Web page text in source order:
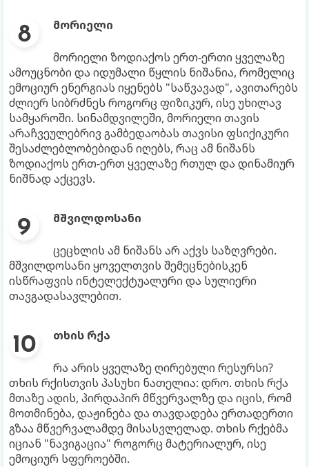
მორიელი
მორიელი ზოდიაქოს ერთ-ერთი ყველაზე
ამოუცნობი და იდუმალი წყლის ნიშანია, რომელიც
ემოციურ ენერგიას იყენებს "საწვავად", ავითარებს
ძლიერ სიბრძნეს როგორც ფიზიკურ, ისე უხილავ
სამყაროში. სინამდვილეში, მორიელი თავის
არაჩვეულებრივ გამბედაობას თავისი ფსიქიკური
შესაძლებლობებიდან იღებს, რაც ამ ნიშანს
ზოდიაქოს ერთ-ერთ ყველაზე რთულ და დინამიურ
ნიშნად აქცევს.
მშვილდოსანი
ცეცხლის ამ ნიშანს არ აქვს საზღვრები.
მშვილდოსანი ყოველთვის შემეცნებისკენ
ისწრაფვის ინტელექტუალური და სულიერი
თავგადასავლებით.
თხის რქა
რა არის ყველაზე ღირებული რესურსი?
თხის რქისთვის პასუხი ნათელია: დრო. თხის რქა
მთაზე ადის, პირდაპირ მწვერვალზე და იცის, რომ
მოთმინება, დაჟინება და თავდადება ერთადერთი
გზაა მწვერვალამდე მისასვლელად. თხის რქებმა
იციან "ნავიგაცია" როგორც მატერიალურ, ისე
ემოციურ სფეროებში.